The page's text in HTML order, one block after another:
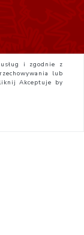
i zgodnie z
lub
Akceptuje by